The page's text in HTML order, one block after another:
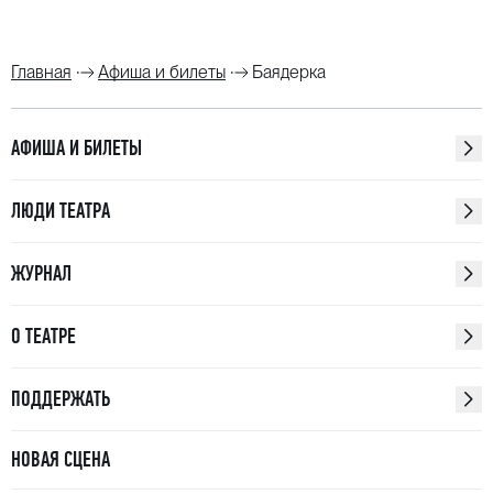
Главная Афиша и билеты Баядерка
АФИША И БИЛЕТЫ
ЛЮДИ ТЕАТРА
ЖУРНАЛ
О ТЕАТРЕ
ПОДДЕРЖАТЬ
НОВАЯ СЦЕНА